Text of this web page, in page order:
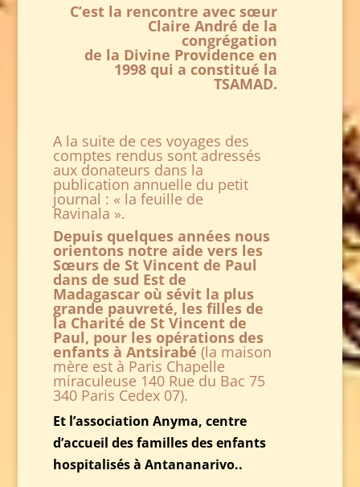
C’est la rencontre avec sœur
Claire André de la
congrégation
de la Divine Providence en
1998 qui a constitué la
TSAMAD.
A la suite de ces voyages des
comptes rendus sont adressés
aux donateurs dans la
publication annuelle du petit
journal : « la feuille de
Ravinala ».
Depuis quelques années nous
orientons notre aide vers les
Sœurs de St Vincent de Paul
dans de sud Est de
Madagascar où sévit la plus
grande pauvreté, les filles de
la Charité de St Vincent de
Paul, pour les opérations des
enfants à Antsirabé(la maison
mère est à Paris Chapelle
miraculeuse 140 Rue du Bac 75
340 Paris Cedex 07).
Et l’association Anyma, centre
d’accueil des familles des enfants
hospitalisés à Antananarivo..